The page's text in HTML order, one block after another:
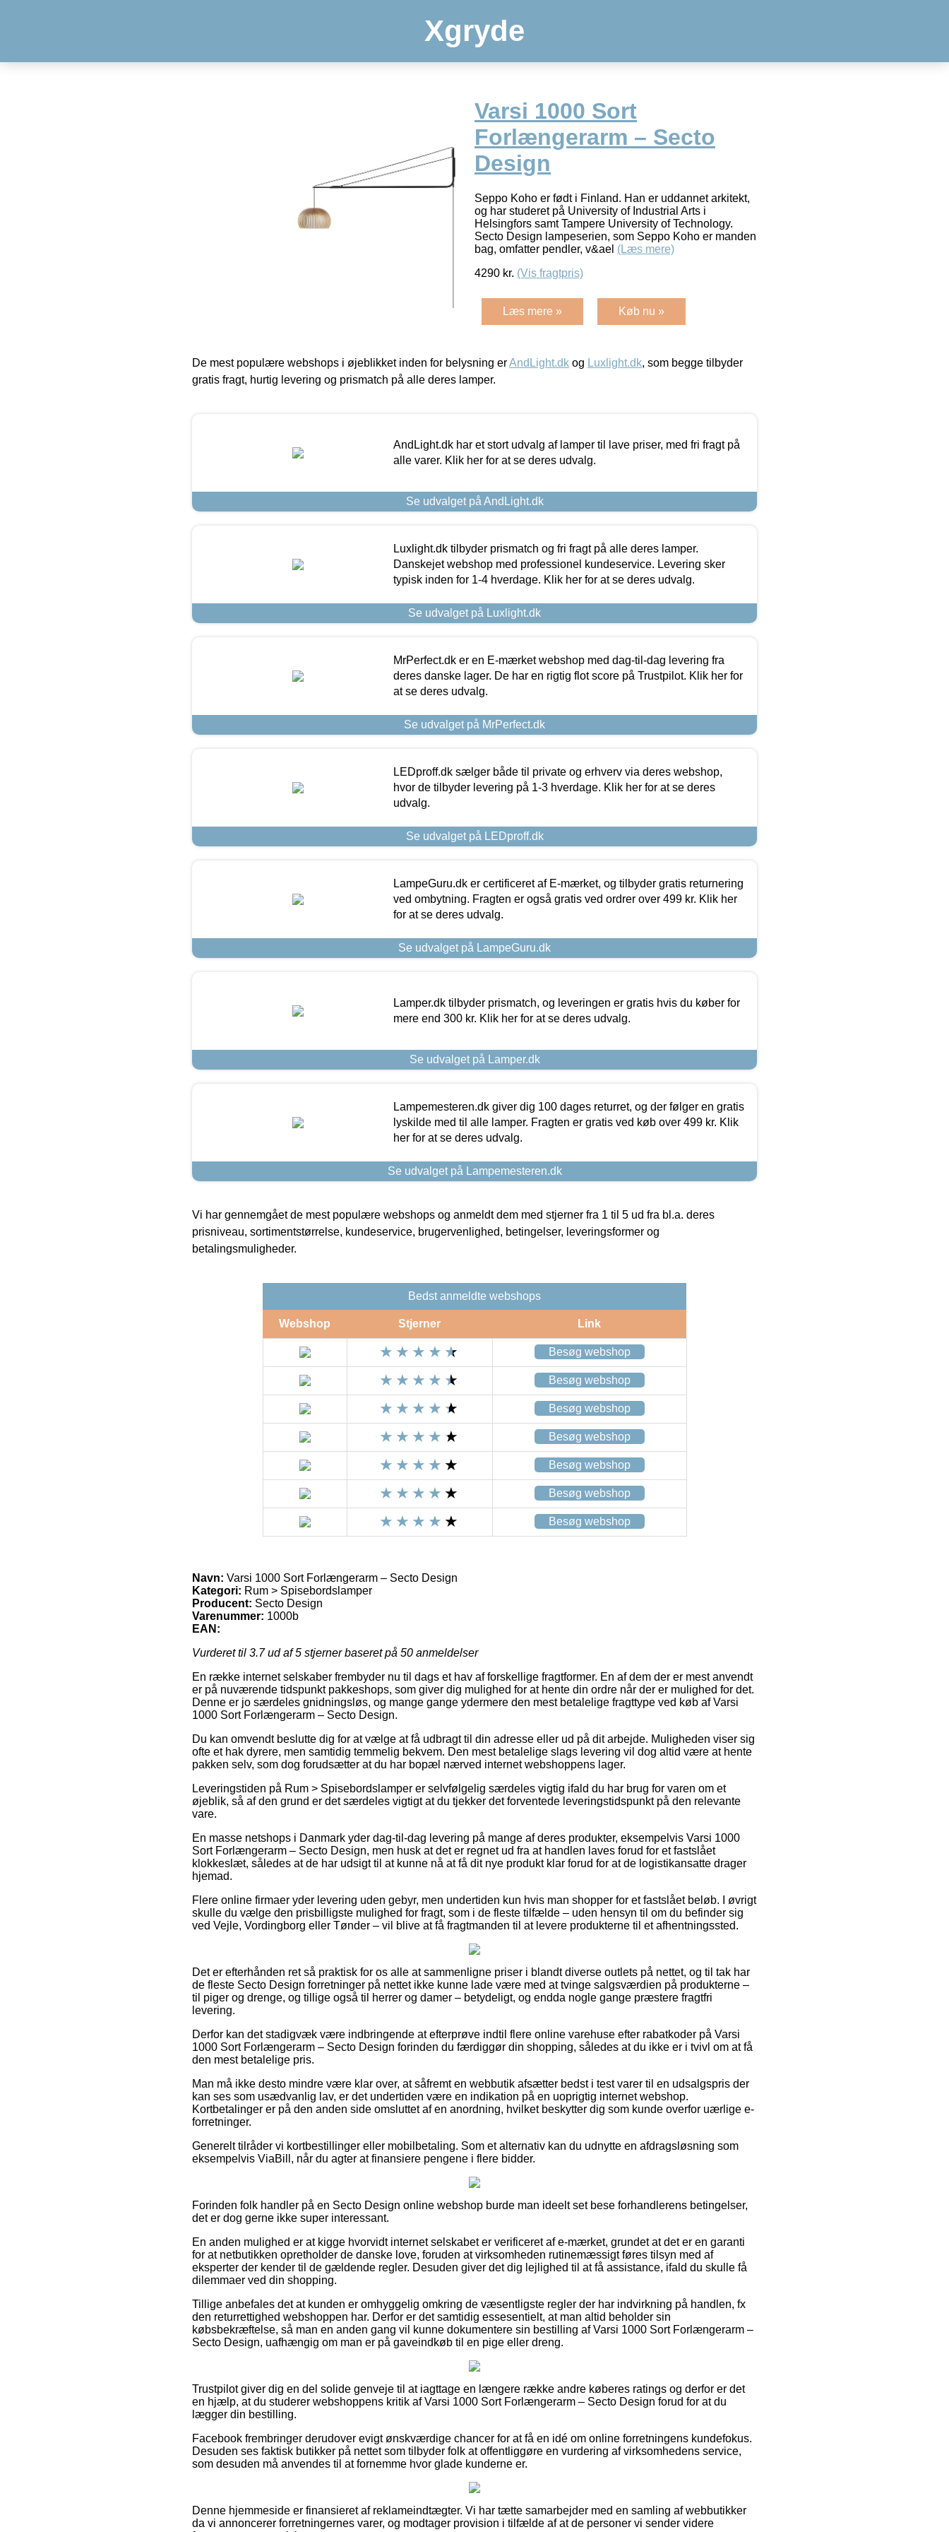
Xgryde
Varsi 1000 Sort
Forlængerarm – Secto
Design
Seppo Koho er født i Finland. Han er uddannet arkitekt,
og har studeret på University of Industrial Arts i
Helsingfors samt Tampere University of Technology.
Secto Design lampeserien, som Seppo Koho er manden
bag, omfatter pendler, v&ael (Læs mere)
4290 kr. (Vis fragtpris)
Læs mere » Køb nu »
De mest populære webshops i øjeblikket inden for belysning erAndLight.dk og Luxlight.dk, som begge tilbyder
gratis fragt, hurtig levering og prismatch på alle deres lamper.
AndLight.dk har et stort udvalg af lamper til lave priser, med fri fragt på
alle varer. Klik her for at se deres udvalg.
Se udvalget på AndLight.dk
Luxlight.dk tilbyder prismatch og fri fragt på alle deres lamper.
Danskejet webshop med professionel kundeservice. Levering sker
typisk inden for 1-4 hverdage. Klik her for at se deres udvalg.
Se udvalget på Luxlight.dk
MrPerfect.dk er en E-mærket webshop med dag-til-dag levering fra
deres danske lager. De har en rigtig flot score på Trustpilot. Klik her for
at se deres udvalg.
Se udvalget på MrPerfect.dk
LEDproff.dk sælger både til private og erhverv via deres webshop,
hvor de tilbyder levering på 1-3 hverdage. Klik her for at se deres
udvalg.
Se udvalget på LEDproff.dk
LampeGuru.dk er certificeret af E-mærket, og tilbyder gratis returnering
ved ombytning. Fragten er også gratis ved ordrer over 499 kr. Klik her
for at se deres udvalg.
Se udvalget på LampeGuru.dk
Lamper.dk tilbyder prismatch, og leveringen er gratis hvis du køber for
mere end 300 kr. Klik her for at se deres udvalg.
Se udvalget på Lamper.dk
Lampemesteren.dk giver dig 100 dages returret, og der følger en gratis
lyskilde med til alle lamper. Fragten er gratis ved køb over 499 kr. Klik
her for at se deres udvalg.
Se udvalget på Lampemesteren.dk
Vi har gennemgået de mest populære webshops og anmeldt dem med stjerner fra 1 til 5 ud fra bl.a. deres
prisniveau, sortimentstørrelse, kundeservice, brugervenlighed, betingelser, leveringsformer og
betalingsmuligheder.
Bedst anmeldte webshops
Webshop Stjerner Link
Besøg webshop
Besøg webshop
Besøg webshop
Besøg webshop
Besøg webshop
Besøg webshop
Besøg webshop
Navn: Varsi 1000 Sort Forlængerarm – Secto Design
Kategori: Rum > Spisebordslamper
Producent: Secto Design
Varenummer: 1000b
EAN:
Vurderet til 3.7ud af 5 stjerner baseret på 50 anmeldelser
En række internet selskaber frembyder nu til dags et hav af forskellige fragtformer. En af dem der er mest anvendt
er på nuværende tidspunkt pakkeshops, som giver dig mulighed for at hente din ordre når der er mulighed for det.
Denne er jo særdeles gnidningsløs, og mange gange ydermere den mest betalelige fragttype ved køb af Varsi
1000 Sort Forlængerarm – Secto Design.
Du kan omvendt beslutte dig for at vælge at få udbragt til din adresse eller ud på dit arbejde. Muligheden viser sig
ofte et hak dyrere, men samtidig temmelig bekvem. Den mest betalelige slags levering vil dog altid være at hente
pakken selv, som dog forudsætter at du har bopæl nærved internet webshoppens lager.
Leveringstiden på Rum > Spisebordslamper er selvfølgelig særdeles vigtig ifald du har brug for varen om et
øjeblik, så af den grund er det særdeles vigtigt at du tjekker det forventede leveringstidspunkt på den relevante
vare.
En masse netshops i Danmark yder dag-til-dag levering på mange af deres produkter, eksempelvis Varsi 1000
Sort Forlængerarm – Secto Design, men husk at det er regnet ud fra at handlen laves forud for et fastslået
klokkeslæt, således at de har udsigt til at kunne nå at få dit nye produkt klar forud for at de logistikansatte drager
hjemad.
Flere online firmaer yder levering uden gebyr, men undertiden kun hvis man shopper for et fastslået beløb. I øvrigt
skulle du vælge den prisbilligste mulighed for fragt, som i de fleste tilfælde – uden hensyn til om du befinder sig
ved Vejle, Vordingborg eller Tønder – vil blive at få fragtmanden til at levere produkterne til et afhentningssted.
Det er efterhånden ret så praktisk for os alle at sammenligne priser i blandt diverse outlets på nettet, og til tak har
de fleste Secto Design forretninger på nettet ikke kunne lade være med at tvinge salgsværdien på produkterne –
til piger og drenge, og tillige også til herrer og damer – betydeligt, og endda nogle gange præstere fragtfri
levering.
Derfor kan det stadigvæk være indbringende at efterprøve indtil flere online varehuse efter rabatkoder på Varsi
1000 Sort Forlængerarm – Secto Design forinden du færdiggør din shopping, således at du ikke er i tvivl om at få
den mest betalelige pris.
Man må ikke desto mindre være klar over, at såfremt en webbutik afsætter bedst i test varer til en udsalgspris der
kan ses som usædvanlig lav, er det undertiden være en indikation på en uoprigtig internet webshop.
Kortbetalinger er på den anden side omsluttet af en anordning, hvilket beskytter dig som kunde overfor uærlige e-
forretninger.
Generelt tilråder vi kortbestillinger eller mobilbetaling. Som et alternativ kan du udnytte en afdragsløsning som
eksempelvis ViaBill, når du agter at finansiere pengene i flere bidder.
Forinden folk handler på en Secto Design online webshop burde man ideelt set bese forhandlerens betingelser,
det er dog gerne ikke super interessant.
En anden mulighed er at kigge hvorvidt internet selskabet er verificeret af e-mærket, grundet at det er en garanti
for at netbutikken opretholder de danske love, foruden at virksomheden rutinemæssigt føres tilsyn med af
eksperter der kender til de gældende regler. Desuden giver det dig lejlighed til at få assistance, ifald du skulle få
dilemmaer ved din shopping.
Tillige anbefales det at kunden er omhyggelig omkring de væsentligste regler der har indvirkning på handlen, fx
den returrettighed webshoppen har. Derfor er det samtidig essesentielt, at man altid beholder sin
købsbekræftelse, så man en anden gang vil kunne dokumentere sin bestilling af Varsi 1000 Sort Forlængerarm –
Secto Design, uafhængig om man er på gaveindkøb til en pige eller dreng.
Trustpilot giver dig en del solide genveje til at iagttage en længere række andre køberes ratings og derfor er det
en hjælp, at du studerer webshoppens kritik af Varsi 1000 Sort Forlængerarm – Secto Design forud for at du
lægger din bestilling.
Facebook frembringer derudover evigt ønskværdige chancer for at få en idé om online forretningens kundefokus.
Desuden ses faktisk butikker på nettet som tilbyder folk at offentliggøre en vurdering af virksomhedens service,
som desuden må anvendes til at fornemme hvor glade kunderne er.
Denne hjemmeside er finansieret af reklameindtægter. Vi har tætte samarbejder med en samling af webbutikker
da vi annoncerer forretningernes varer, og modtager provision i tilfælde af at de personer vi sender videre